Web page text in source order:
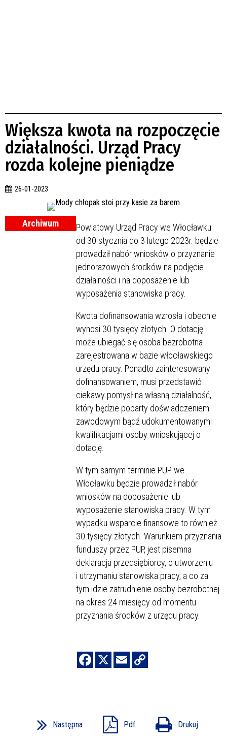
Większa kwota na rozpoczęcie
działalności. Urząd Pracy
rozda kolejne pieniądze
26-01-2023
Archiwum
Powiatowy Urząd Pracy we Włocławku
od 30 stycznia do 3 lutego 2023r. będzie
prowadził nabór wniosków o przyznanie
jednorazowych środków na podjęcie
działalności i na doposażenie lub
wyposażenia stanowiska pracy.
Kwota dofinansowania wzrosła i obecnie
wynosi 30 tysięcy złotych. O dotację
może ubiegać się osoba bezrobotna
zarejestrowana w bazie włocławskiego
urzędu pracy. Ponadto zainteresowany
dofinansowaniem, musi przedstawić
ciekawy pomysł na własną działalność,
który będzie poparty doświadczeniem
zawodowym bądź udokumentowanymi
kwalifikacjami osoby wnioskującej o
dotację.
W tym samym terminie PUP we
Włocławku będzie prowadził nabór
wniosków na doposażenie lub
wyposażenie stanowiska pracy. W tym
wypadku wsparcie finansowe to również
30 tysięcy złotych. Warunkiem przyznania
funduszy przez PUP, jest pisemna
deklaracja przedsiębiorcy, o utworzeniu
i utrzymaniu stanowiska pracy, a co za
tym idzie zatrudnienie osoby bezrobotnej
na okres 24 miesięcy od momentu
przyznania środków z urzędu pracy.
Następna Pdf Drukuj